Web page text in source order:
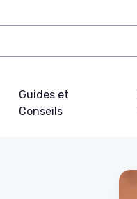
Guides et
Conseils